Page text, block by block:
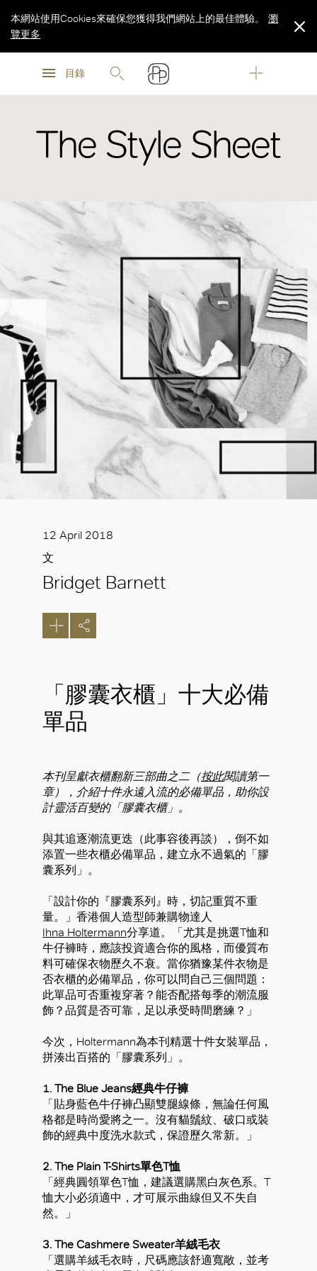
瀏
目錄
本網站使用Cookies來確保您獲得我們網站上的最佳體驗。
瀏
覽更多
The Style Sheet
12 April 2018
文
Bridget Barnett
「膠囊衣櫃」十大必備
單品
本刊呈獻衣櫃翻新三部曲之二（按此閱讀第一
章），介紹十件永遠入流的必備單品，助你設
計靈活百變的「膠囊衣櫃」。
與其追逐潮流更迭（此事容後再談），倒不如
添置一些衣櫃必備單品，建立永不過氣的「膠
囊系列」。
「設計你的『膠囊系列』時，切記重質不重
量。」香港個人造型師兼購物達人
Ihna Holtermann分享道。「尤其是挑選T恤和
牛仔褲時，應該投資適合你的風格，而優質布
料可確保衣物歷久不衰。當你猶豫某件衣物是
否衣櫃的必備單品，你可以問自己三個問題：
此單品可否重複穿著？能否配搭每季的潮流服
飾？品質是否可靠，足以承受時間磨練？」
今次，Holtermann為本刊精選十件女裝單品，
拼湊出百搭的「膠囊系列」。
1. The Blue Jeans經典牛仔褲
「貼身藍色牛仔褲凸顯雙腿線條，無論任何風
格都是時尚愛將之一。沒有貓鬚紋、破口或裝
飾的經典中度洗水款式，保證歷久常新。」
2. The Plain T-Shirts單色T恤
「經典圓領單色T恤，建議選購黑白灰色系。T
恤大小必須適中，才可展示曲線但又不失自
然。」
3. The Cashmere Sweater羊絨毛衣
「選購羊絨毛衣時，尺碼應該舒適寬敞，並考